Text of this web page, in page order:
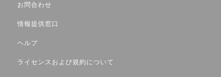
お問合わせ
情報提供窓口
ヘルプ
ライセンスおよび規約について